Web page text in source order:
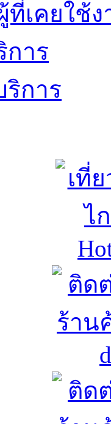
เคยใช้ง
การ
ริการ